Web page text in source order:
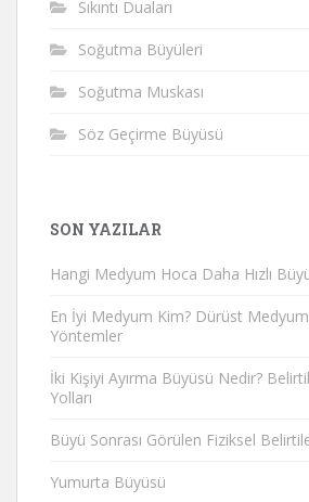
Sıkıntı Duaları
Soğutma Büyüleri
Soğutma Muskası
Söz Geçirme Büyüsü
SON YAZILAR
Hangi Medyum Hoca Daha Hızlı
En İyi Medyum Kim? Dürüst
Yöntemler
İki Kişiyi Ayırma Büyüsü Nedir?
Yolları
Büyü Sonrası Görülen Fiziksel
Yumurta Büyüsü